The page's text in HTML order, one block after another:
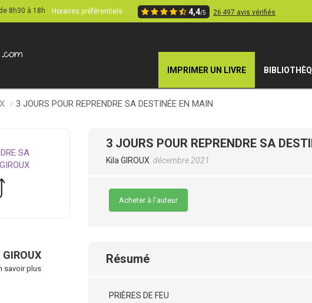
8h30 à 18h Horaires préférentiels 4,4/5 26 497 avis vérifiés
IMPRIMER UN LIVRE
3 JOURS POUR REPRENDRE SA DESTINÉE EN MAIN
savoir plus
3 JOURS POUR REPRENDRE SA
Kila GIROUX décembre 2021
Acheter à l’auteur
Résumé
PRIÈRES DE FEU